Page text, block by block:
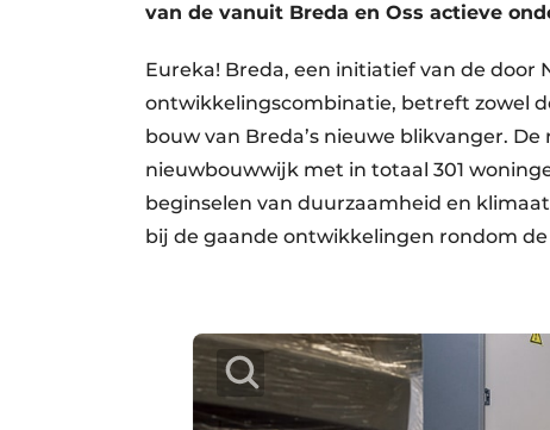
van de vanuit Breda en Oss actieve
Eureka! Breda, een initiatief van de door
ontwikkelingscombinatie, betreft zowel
bouw van Breda’s nieuwe blikvanger.
nieuwbouwwijk met in totaal 301
beginselen van duurzaamheid en
bij de gaande ontwikkelingen rondom